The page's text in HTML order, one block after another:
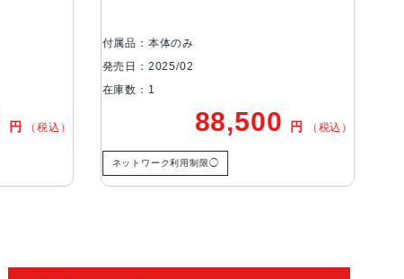
円 （税込）
付属品：本体のみ
発売日：2025/02
在庫数：1
88,500 円 （税込）
ネットワーク利用制限◯